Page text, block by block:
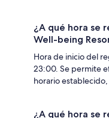
¿A qué hora se
Well-being
Hora de inicio del
23:00. Se permite
horario
¿A qué hora se